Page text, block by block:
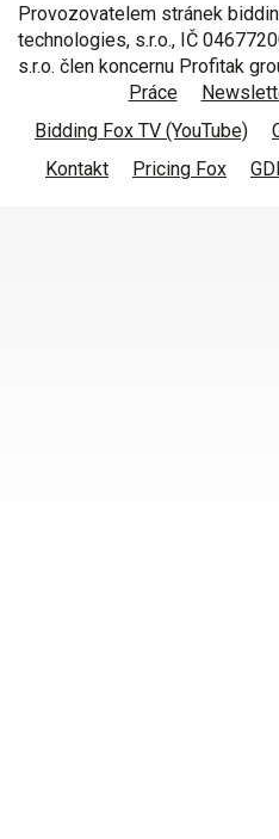
Provozovatelem stránek
technologies, s.r.o., IČ
s.r.o. člen koncernu Profitak
Práce
Bidding Fox TV (YouTube)
Kontakt
Pricing Fox